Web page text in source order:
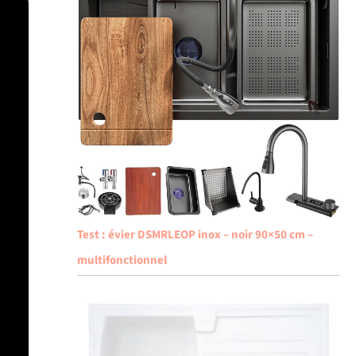
Test : évier DSMRLEOP inox – noir 90×50 cm –
multifonctionnel